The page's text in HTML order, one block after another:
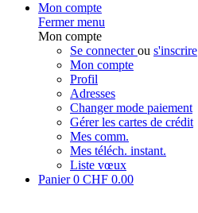
Mon compte
Fermer menu
Mon compte
Se connecterou s'inscrire
Mon compte
Profil
Adresses
Changer mode paiement
Gérer les cartes de crédit
Mes comm.
Mes téléch. instant.
Liste vœux
Panier0 CHF 0.00